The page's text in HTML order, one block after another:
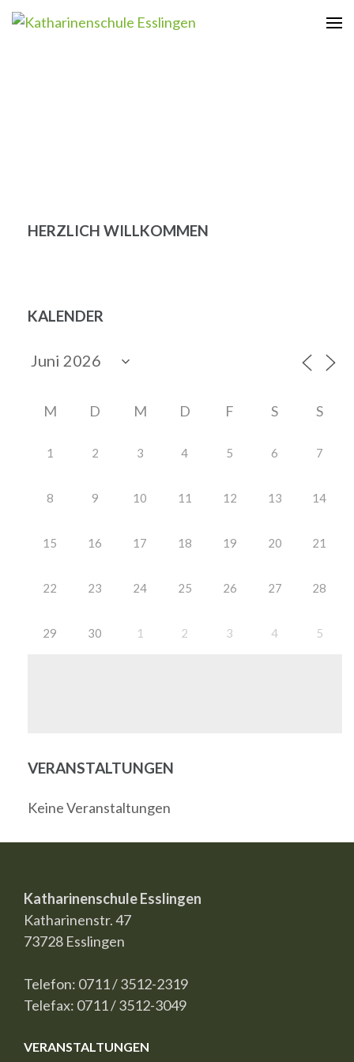
Zum
Inhalt
HERZLICH WILLKOMMEN
KALENDER
M D M D F S S
1 2 3 4 5 6 7
8 9 10 11 12 13 14
15 16 17 18 19 20 21
22 23 24 25 26 27 28
29 30 1 2 3 4 5
VERANSTALTUNGEN
Keine Veranstaltungen
Katharinenschule Esslingen
Katharinenstr. 47
73728 Esslingen
Telefon: 0711 / 3512-2319
Telefax: 0711 / 3512-3049
VERANSTALTUNGEN